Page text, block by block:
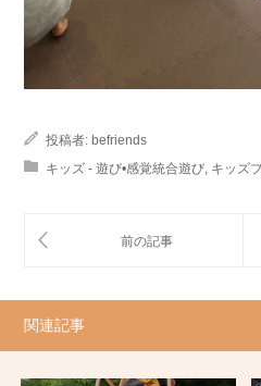
投稿者: befriends
キッズ - 遊び•感覚統合遊び, キッズ
関連記事